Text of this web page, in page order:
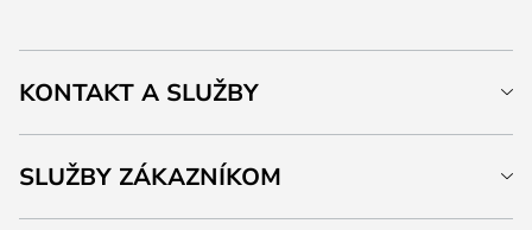
KONTAKT A SLUŽBY
SLUŽBY ZÁKAZNÍKOM